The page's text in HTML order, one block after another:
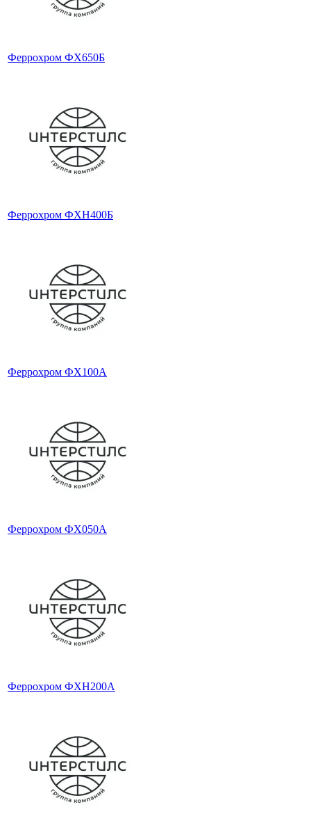
Феррохром ФХ650Б
Феррохром ФХН400Б
Феррохром ФХ100А
Феррохром ФХ050А
Феррохром ФХН200А